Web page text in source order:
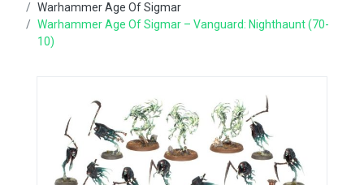
Warhammer Age Of Sigmar
Warhammer Age Of Sigmar – Vanguard: Nighthaunt (70-
10)